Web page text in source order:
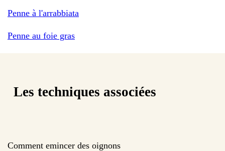
Penne à l'arrabbiata
Penne au foie gras
Les techniques associées
Comment emincer des oignons